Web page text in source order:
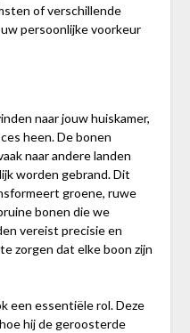
of verschillende
persoonlijke voorkeur
naar jouw huiskamer,
heen. De bonen
naar andere landen
worden gebrand. Dit
groene, ruwe
bonen die we
vereist precisie en
zorgen dat elke boon zijn
een essentiële rol. Deze
hij de geroosterde